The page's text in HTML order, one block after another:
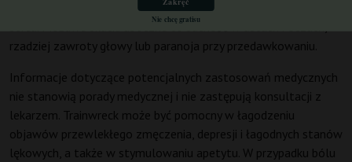
początkujący mogą odczuć niepokój lub przyspieszone bicie
serca. Możliwe skutki uboczne to suchość w ustach i oczach,
rzadziej zawroty głowy lub paranoja przy przedawkowaniu.
Informacje dotyczące potencjalnych zastosowań medycznych
nie stanowią porady medycznej i nie zastępują konsultacji z
lekarzem. Trainwreck może być pomocny w łagodzeniu
objawów przewlekłego zmęczenia, depresji i łagodnych stanów
lękowych, a także w stymulowaniu apetytu. W przypadku bólu
Zakręć
Nie chcę gratisu